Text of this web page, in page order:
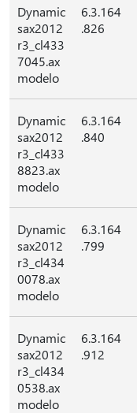
Dynamic
sax2012
r3_cl433
7045.ax
modelo
6.3.164
.826
Dynamic
sax2012
r3_cl433
8823.ax
modelo
6.3.164
.840
Dynamic
sax2012
r3_cl434
0078.ax
modelo
6.3.164
.799
Dynamic
sax2012
r3_cl434
0538.ax
modelo
6.3.164
.912